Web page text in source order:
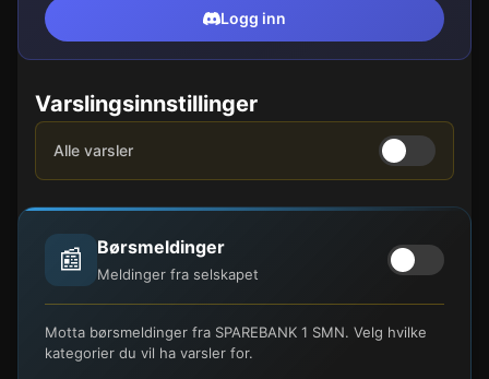
Logg inn
Varslingsinnstillinger
Alle varsler
📰 Børsmeldinger
Meldinger fra selskapet
Motta børsmeldinger fra SPAREBANK 1 SMN. Velg hvilke
kategorier du vil ha varsler for.